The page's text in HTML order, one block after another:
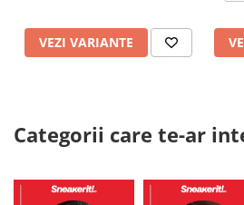
VEZI VARIANTE
Categorii care te-ar